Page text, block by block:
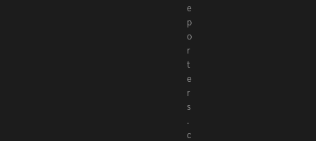
e
p
o
r
t
e
r
s
.
c